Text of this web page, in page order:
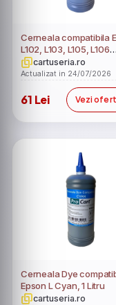
Cerneala compatibila
L102, L103, L105, L106
Magenta, 1 Litru
cartuseria.ro
Actualizat in 24/07/2026
61 Lei Vezi
Cerneala Dye
Epson L Cyan, 1 Litru
cartuseria.ro